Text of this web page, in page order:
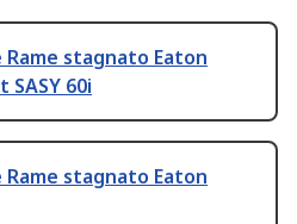
stagnato Eaton
SASY 60i
stagnato Eaton